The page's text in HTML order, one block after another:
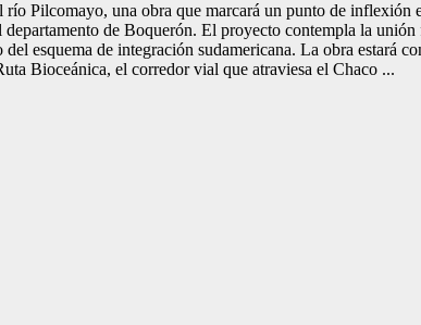
Pilcomayo, una obra que marcará un punto de inflexión
de Boquerón. El proyecto contempla la
esquema de integración sudamericana. La obra estará
Bioceánica, el corredor vial que atraviesa el Chaco ...